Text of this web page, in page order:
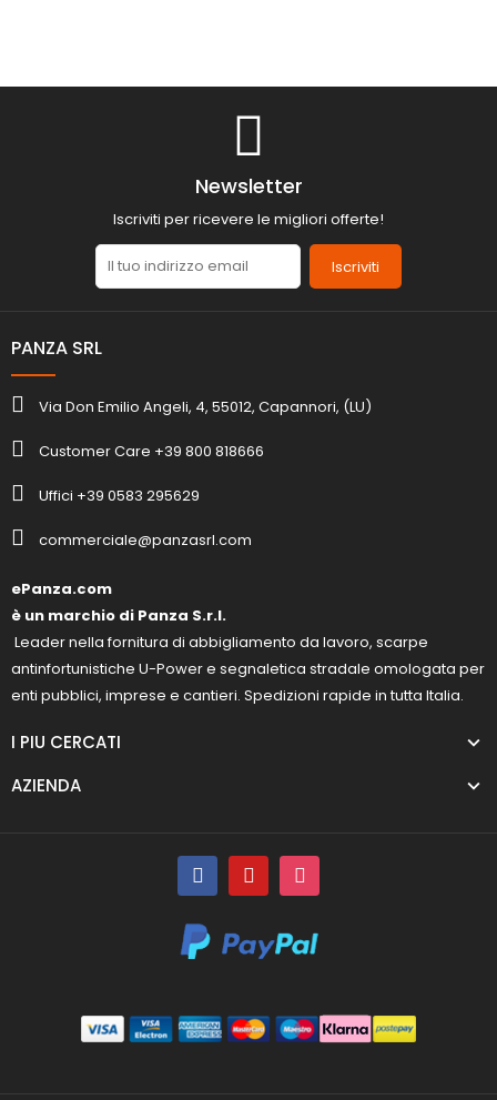
Newsletter
Iscriviti per ricevere le migliori offerte!
Iscriviti
PANZA SRL
Via Don Emilio Angeli, 4, 55012, Capannori, (LU)
Customer Care +39 800 818666
Uffici +39 0583 295629
commerciale@panzasrl.com
ePanza.com
è un marchio di Panza S.r.l.
Leader nella fornitura di abbigliamento da lavoro, scarpe
antinfortunistiche U-Power e segnaletica stradale omologata per
enti pubblici, imprese e cantieri. Spedizioni rapide in tutta Italia.
I PIU CERCATI
AZIENDA